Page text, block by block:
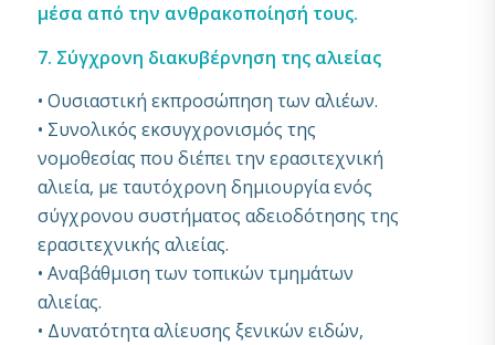
μέσα από την ανθρακοποίησή τους.
7. Σύγχρονη διακυβέρνηση της αλιείας
• Ουσιαστική εκπροσώπηση των αλιέων.
• Συνολικός εκσυγχρονισμός της
νομοθεσίας που διέπει την ερασιτεχνική
αλιεία, με ταυτόχρονη δημιουργία ενός
σύγχρονου συστήματος αδειοδότησης της
ερασιτεχνικής αλιείας.
• Αναβάθμιση των τοπικών τμημάτων
αλιείας.
• Δυνατότητα αλίευσης ξενικών ειδών,